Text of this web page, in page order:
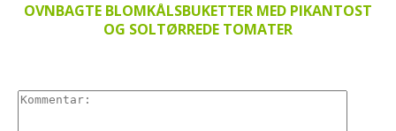
OVNBAGTE BLOMKÅLSBUKETTER MED PIKANTOST
OG SOLTØRREDE TOMATER